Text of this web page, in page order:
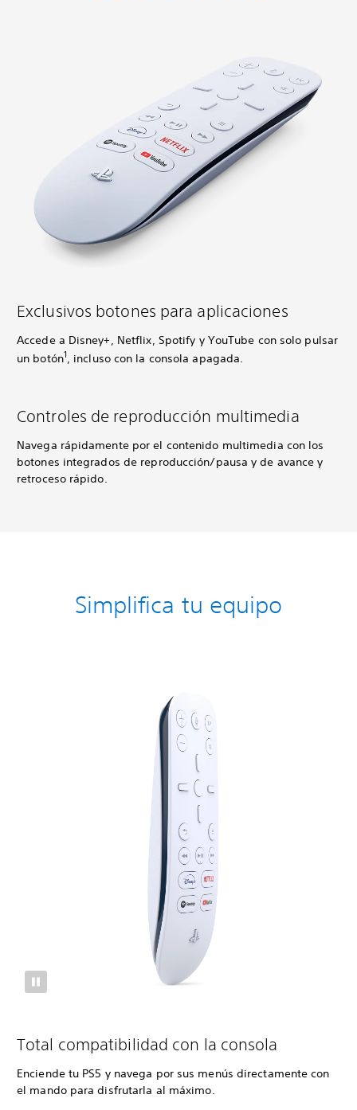
Exclusivos botones para aplicaciones
Accede a Disney+, Netflix, Spotify y YouTube con solo pulsar
un botón1, incluso con la consola apagada.
Controles de reproducción multimedia
Navega rápidamente por el contenido multimedia con los
botones integrados de reproducción/pausa y de avance y
retroceso rápido.
Simplifica tu equipo
Total compatibilidad con la consola
Enciende tu PS5 y navega por sus menús directamente con
el mando para disfrutarla al máximo.